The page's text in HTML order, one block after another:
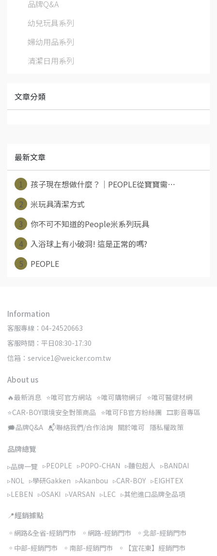
品牌Q&A
幼兒玩具系列
婦幼用品系列
清潔日用系列
文章分類
最新文章
1
孩子現在想做什麼？｜PEOPLE從寶寶需⋯
2
米玩具清潔方式
3
你不可不知道的People米系列玩具
4
入浴球上有小破洞! 這是正常的嗎?
5
PEOPLE
Information
客服專線：04-24520663
客服時間：平日08:30-17:30
信箱：service1@weicker.com.tw
About us
🔥最新消息 ⭐唯可官方網站 ⭐唯可購物網🛒 ⭐唯可醫健材網
⭐CAR-BOY環境安全對策商品 ⭐唯可FB官方粉絲團 🎞️影音專區
🗯️品牌Q&A 📬聯絡我們/合作洽詢 關於唯可 隱私權政策
品牌總覽
▹品牌一覽 ▹PEOPLE ▹POPO-CHAN ▹麵包超人 ▹BANDAI
▹NOL ▹學研Gakken ▹Akanbou ▹CAR-BOY ▹EIGHTEX
▹LEBEN ▹OSAKI ▹VARSAN ▹LEC ▹其他進口品牌全品項
📍經銷據點
◦網路&全省-經銷門市 ◦網路-經銷門市
◦北部-經銷門市
◦中部-經銷門市
◦南部-經銷門市
◦【宜花東】經銷門市